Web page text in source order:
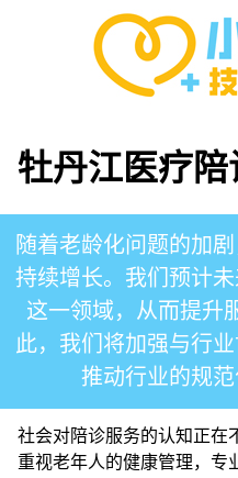
牡丹江医疗
随着老龄化问题的加
持续增长。我们预计
这一领域，从而提升
此，我们将加强与行
推动行业的规范
社会对陪诊服务的认知正在
重视老年人的健康管理，专